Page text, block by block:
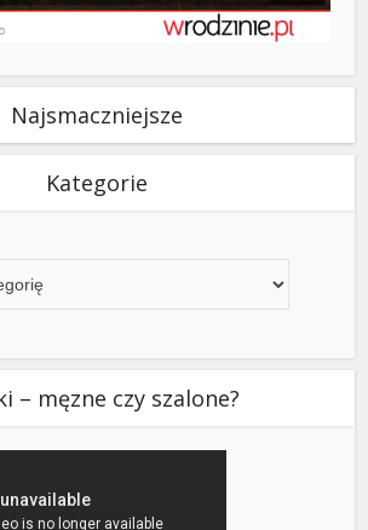
Najsmaczniejsze
Kategorie
– męzne czy szalone?